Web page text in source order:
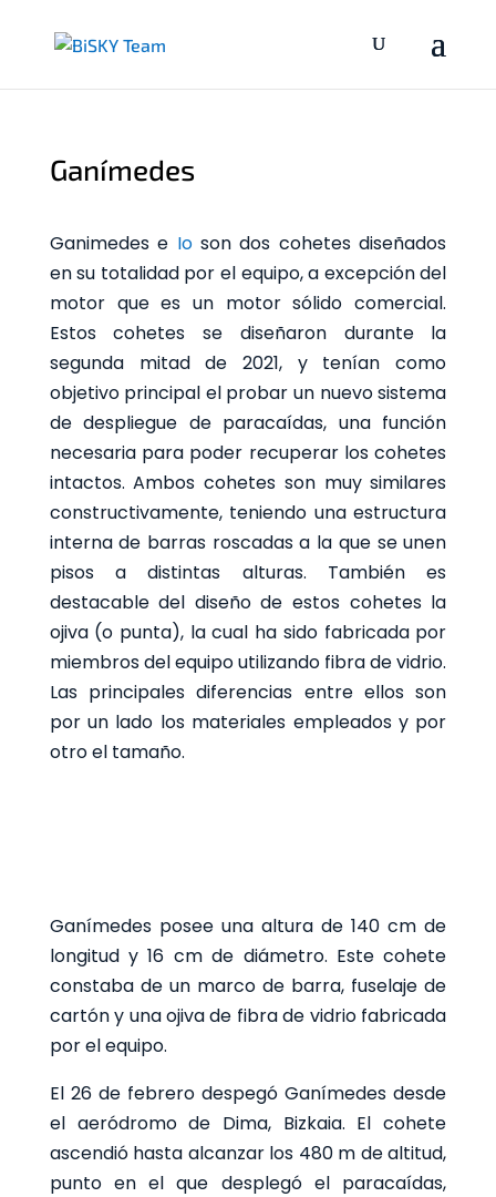
Ganímedes
Ganimedese Ioson dos cohetes diseñados
en su totalidad por el equipo, a excepción del
motor que es un motor sólido comercial.
Estos cohetes se diseñaron durante la
segunda mitad de 2021, y tenían como
objetivo principal el probar un nuevo sistema
de despliegue de paracaídas, una función
necesaria para poder recuperar los cohetes
intactos. Ambos cohetes son muy similares
constructivamente, teniendo una estructura
interna de barras roscadas a la que se unen
pisos a distintas alturas. También es
destacable del diseño de estos cohetes la
ojiva (o punta), la cual ha sido fabricada por
miembros del equipo utilizando fibra de vidrio.
Las principales diferencias entre ellos son
por un lado los materiales empleados y por
otro el tamaño.
Ganímedes posee una altura de 140 cm de
longitud y 16 cm de diámetro. Este cohete
constaba de un marco de barra, fuselaje de
cartón y una ojiva de fibra de vidrio fabricada
por el equipo.
El 26 de febrero despegó Ganímedes desde
el aeródromo de Dima, Bizkaia. El cohete
ascendió hasta alcanzar los 480 m de altitud,
punto en el que desplegó el paracaídas,